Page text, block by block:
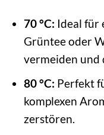
70 °C: Ideal für
Grüntee oder
vermeiden und
80 °C: Perfekt
komplexen
zerstören.